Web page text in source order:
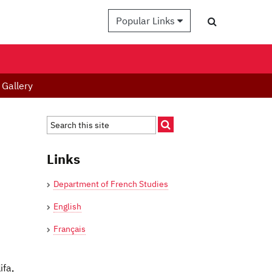
Popular Links
Gallery
Links
Department of French Studies
English
Français